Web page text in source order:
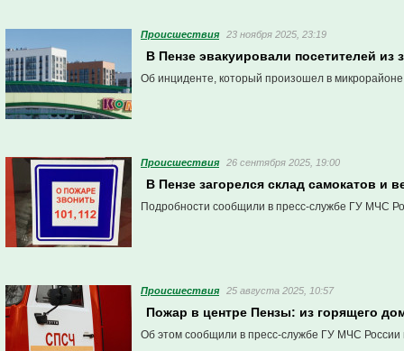
Проиcшествия 23 ноября 2025, 23:19
В Пензе эвакуировали посетителей из
Об инциденте, который произошел в
Проиcшествия 26 сентября 2025, 19:00
В Пензе загорелся склад самокатов и
Подробности сообщили в пресс-службе ГУ МЧС
Проиcшествия 25 августа 2025, 10:57
Пожар в центре Пензы: из горящего
Об этом сообщили в пресс-службе ГУ МЧС России